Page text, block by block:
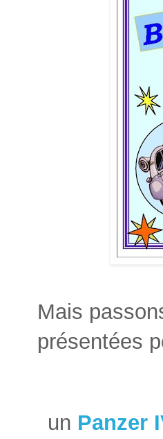
Mais
présentées
un Panzer